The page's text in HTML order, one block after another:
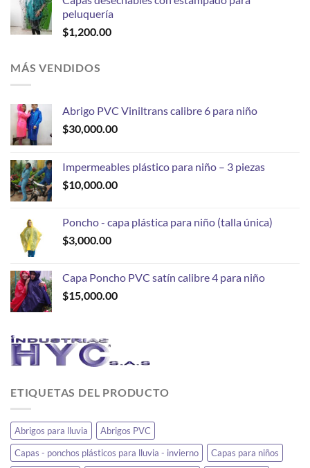
peluquería
$1,200.00
MÁS VENDIDOS
Abrigo PVC Viniltrans calibre 6 para niño
$30,000.00
Impermeables plástico para niño – 3 piezas
$10,000.00
Poncho - capa plástica para niño (talla única)
$3,000.00
Capa Poncho PVC satín calibre 4 para niño
$15,000.00
ETIQUETAS DEL PRODUCTO
Abrigos para lluvia
Abrigos PVC
Capas - ponchos plásticos para lluvia - invierno
Capas para niños